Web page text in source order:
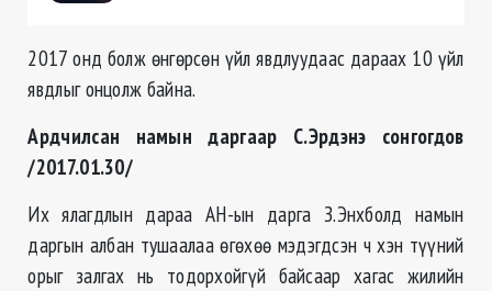
2017 онд болж өнгөрсөн үйл явдлуудаас дараах 10 үйл
явдлыг онцолж байна.
Ардчилсан намын даргаар С.Эрдэнэ сонгогдов
/2017.01.30/
Их ялагдлын дараа АН-ын дарга З.Энхболд намын
даргын албан тушаалаа өгөхөө мэдэгдсэн ч хэн түүний
орыг залгах нь тодорхойгүй байсаар хагас жилийн